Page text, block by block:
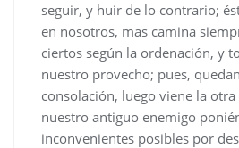
seguir, y huir de lo contrario;
en nosotros, mas camina
ciertos según la ordenación, y
nuestro provecho; pues,
consolación, luego viene la otra
nuestro antiguo enemigo
inconvenientes posibles por